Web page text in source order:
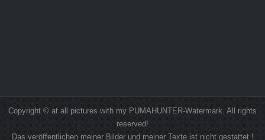
Copyright © at all pictures with my PUMAHUNTER-Watermark. All rights
reserved!
Das veröffentlichen meiner Bilder und meiner Texte ist nicht gestattet !